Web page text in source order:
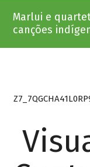
Marlui e
canções